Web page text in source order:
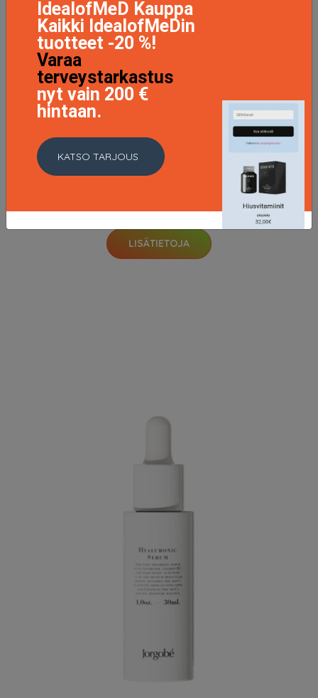
Bio-Active Balancing Moisturizer, 50ml
LISÄTIETOJA
IdealofMeD Kauppa
Kaikki IdealofMeDin
tuotteet -20 %!
Varaa
terveystarkastus
nyt vain 200 €
hintaan.
KATSO TARJOUS